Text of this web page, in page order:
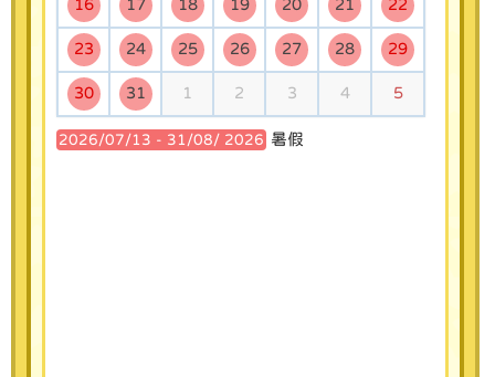
軟式曲棍球學校邀請賽2026 蟬聯亞軍
16 17 18 19 20 21 22
23 24 25 26 27 28 29
30 31 1 2 3 4 5
2026/07/13 - 31/08/ 2026 暑假